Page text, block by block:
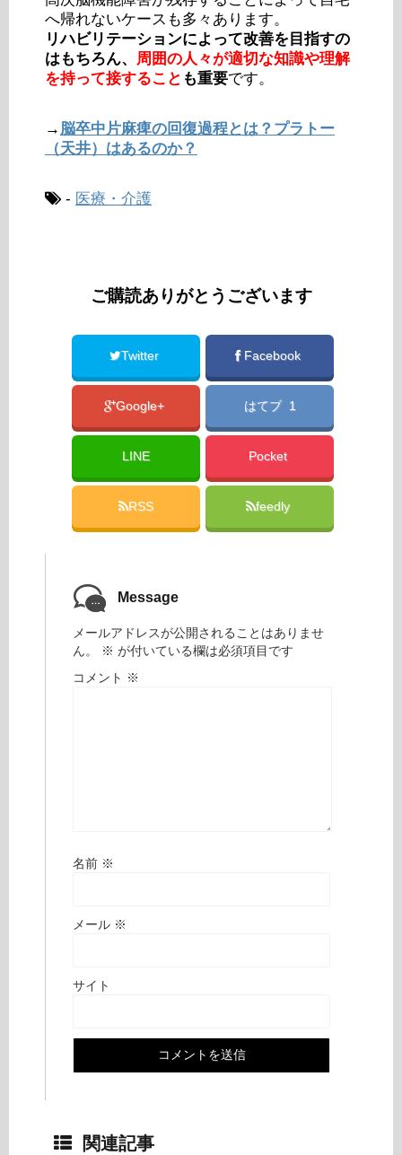
へ帰れないケースも多々あります。
リハビリテーションによって改善を目指すの
はもちろん、 周囲の人々が適切な知識や理解
を持って接すること も重要です。
→ 脳卒中片麻痺の回復過程とは？プラトー
（天井）はあるのか？
- 医療・介護
ご購読ありがとうございます
Twitter Facebook
Google+ はてブ 1
LINE Pocket
RSS feedly
Message
メールアドレスが公開されることはありませ
ん。
※ が付いている欄は必須項目です
コメント ※
名前 ※
メール ※
サイト
関連記事